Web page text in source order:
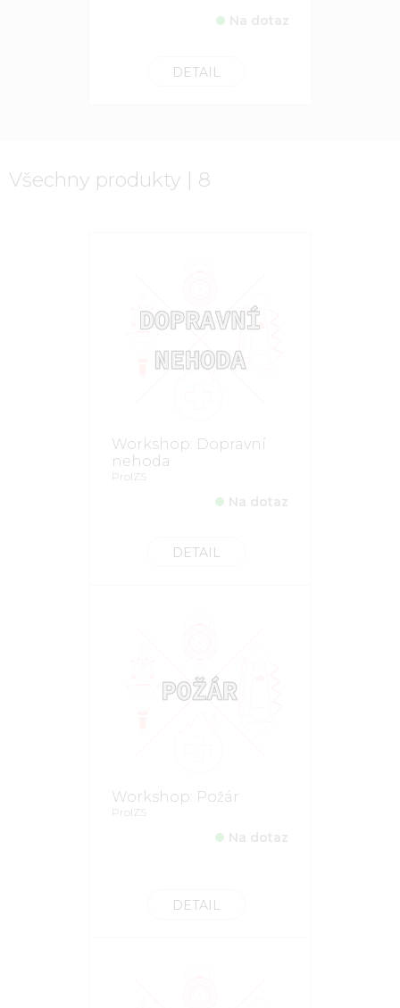
Na dotaz
DETAIL
Všechny produkty | 8
Workshop: Dopravní
nehoda
ProIZS
Na dotaz
DETAIL
Workshop: Požár
ProIZS
Na dotaz
DETAIL